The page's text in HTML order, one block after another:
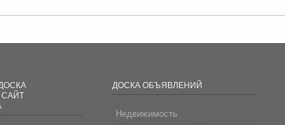
ДОСКА ОБЪЯВЛЕНИЙ
Недвижимость